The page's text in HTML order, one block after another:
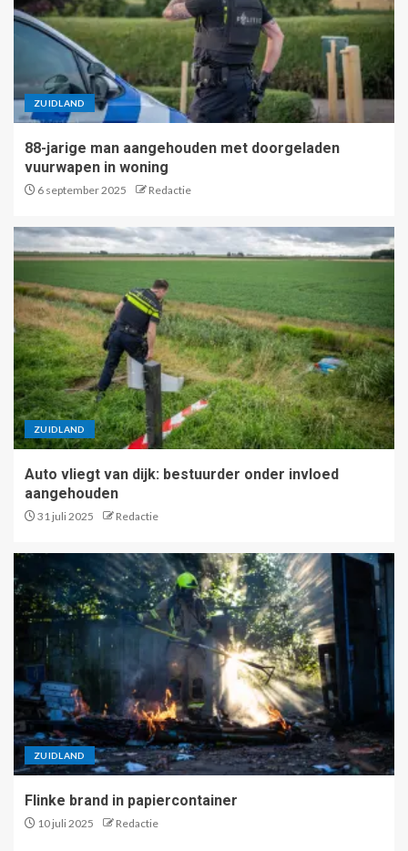
ZUIDLAND
88-jarige man aangehouden met doorgeladen
vuurwapen in woning
6 september 2025 Redactie
ZUIDLAND
Auto vliegt van dijk: bestuurder onder invloed
aangehouden
31 juli 2025 Redactie
ZUIDLAND
Flinke brand in papiercontainer
10 juli 2025 Redactie